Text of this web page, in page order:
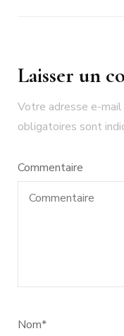
Laisser un
Votre adresse e-
obligatoires sont
Commentaire
Nom*